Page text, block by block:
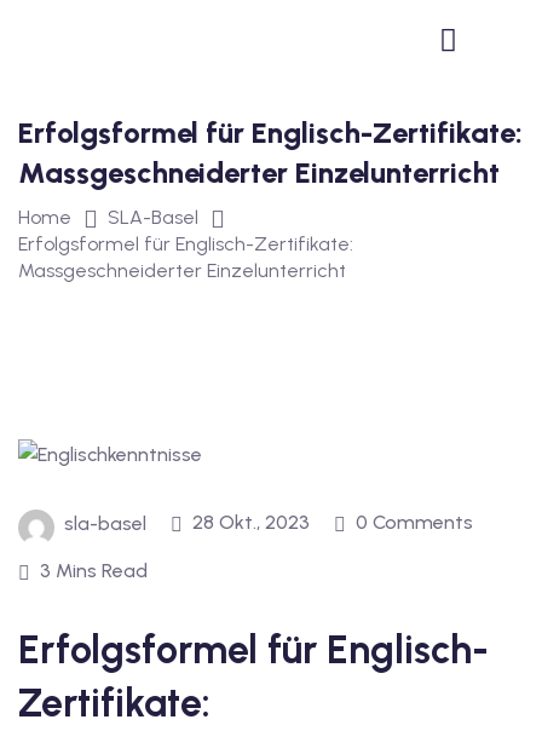
B1
Deutsch B1
B1
Deutsch B2
C1
Deutsch C1
Erfolgsformel für Englisch-Zertifikate:
Massgeschneiderter Einzelunterricht
Home
SLA-Basel
Erfolgsformel für Englisch-Zertifikate:
Massgeschneiderter Einzelunterricht
sla-basel 28 Okt., 2023 0 Comments
3 Mins Read
Erfolgsformel für Englisch-
Zertifikate: